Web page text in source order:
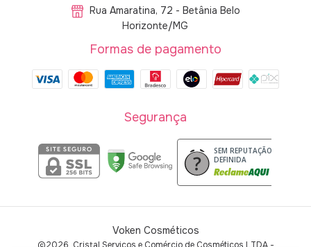
Rua Amaratina, 72 - Betânia Belo
Horizonte/MG
Formas de pagamento
Segurança
SEM REPUTAÇÃO
DEFINIDA
Voken Cosméticos
©2026. Cristal Serviços e Comércio de Cosméticos LTDA -